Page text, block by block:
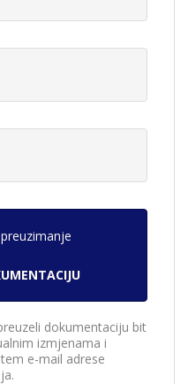
dokumentaciju bit
izmjenama i
e-mail adrese